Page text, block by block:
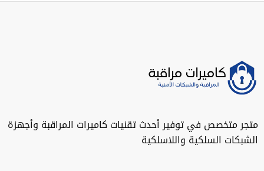
متجر متخصص في توفير أحدث تقنيات كاميرات المراقبة وأجهزة
الشبكات السلكية واللاسلكية